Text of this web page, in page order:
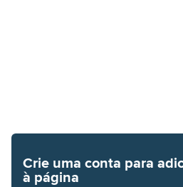
Crie uma conta para
à página